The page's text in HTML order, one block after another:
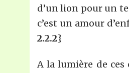
d’un lion pour un
c’est un amour
2.2.2}
A la lumière de ces